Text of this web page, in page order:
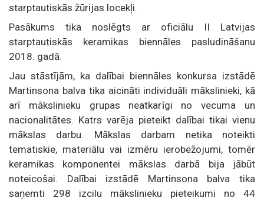
starptautiskās žūrijas locekļi.
Pasākums tika noslēgts ar oficiālu II Latvijas
starptautiskās keramikas biennāles pasludināšanu
2018. gadā.
Jau stāstījām, ka dalībai biennāles konkursa izstādē
Martinsona balva tika aicināti individuāli mākslinieki, kā
arī mākslinieku grupas neatkarīgi no vecuma un
nacionalitātes. Katrs varēja pieteikt dalībai tikai vienu
mākslas darbu. Mākslas darbam netika noteikti
tematiskie, materiālu vai izmēru ierobežojumi, tomēr
keramikas komponentei mākslas darbā bija jābūt
noteicošai. Dalībai izstādē Martinsona balva tika
saņemti 298 izcilu mākslinieku pieteikumi no 44